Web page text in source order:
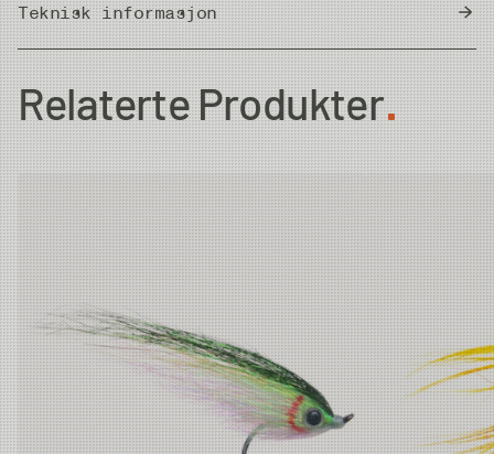
Teknisk informasjon
Country of Origin Thailand
Relaterte Produkter